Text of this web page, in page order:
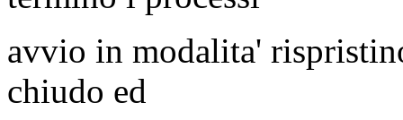
avvio in modalita'
chiudo ed